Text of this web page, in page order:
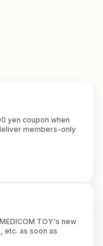
yen coupon when
members-only
TOY's new
etc. as soon as